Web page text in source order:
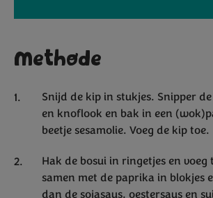
Methode
Snijd de kip in stukjes. Snipper
en knoflook en bak in een
beetje sesamolie. Voeg de kip toe.
Hak de bosui in ringetjes en voeg
samen met de paprika in blokjes
dan de sojasaus, oestersaus en